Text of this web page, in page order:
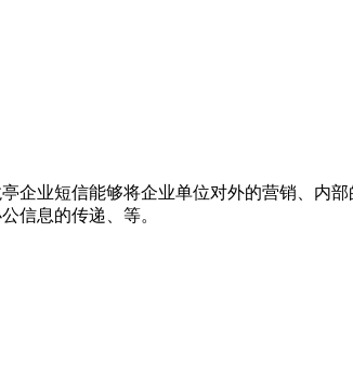
企业短信能够将企业单位对外的营销、内
信息的传递、等。